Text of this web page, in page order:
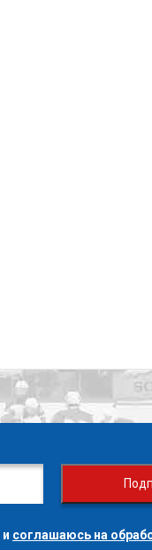
и соглашаюсь на